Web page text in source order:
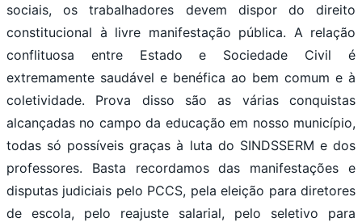
sociais, os trabalhadores devem dispor do direito
constitucional à livre manifestação pública. A relação
conflituosa entre Estado e Sociedade Civil é
extremamente saudável e benéfica ao bem comum e à
coletividade. Prova disso são as várias conquistas
alcançadas no campo da educação em nosso município,
todas só possíveis graças à luta do SINDSSERM e dos
professores. Basta recordamos das manifestações e
disputas judiciais pelo PCCS, pela eleição para diretores
de escola, pelo reajuste salarial, pelo seletivo para